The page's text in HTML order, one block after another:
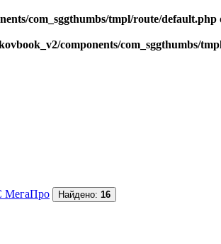
com_sggthumbs/tmpl/route/default.php
components/com_sggthumbs/
Найдено: 16